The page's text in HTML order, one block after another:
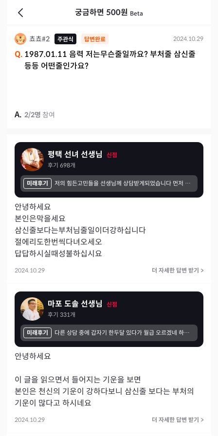
궁금하면 500원 Beta
쵸쵸#2 주관식 답변완료 2024.10.29
Q. 1987.01.11 음력 저는무슨줄일까요? 부처줄 삼신줄
등등 어떤줄인가요?
A. 2/2명 참여
평택 선녀 선생님
신점
후기 698개
미래후기 저의 힘든고민들을 선생님께 상담받게되었습니다 먼저 선생님께서 제마음을 다읽으신거처럼 편안하고 따뜻하게 말씀해주셔서 좋았고 신기하고 시간이 뜻깊건 느껴졌던것같습니다 혼자고민했던 제일들을 선생님께서 방향을 제시해주시니까 마음이 편안해지고 해결책을찾은것같아서 너무좋았습니다
안녕하세요
본인은막을세요
삼신줄보다는부처님줄일이더강하십니다
절에리도한번씩다녀오세오
답답하시실때성불하십시요
2024.10.29 더 자세한 답변 받기 >
마포 도솔 선생님
신점
후기 331개
미래후기 다른 상담 중에 갑자기 한두달 있다가 월급 오르겠네 하셨습니다. 연봉협상 할 시기도 안되었고 월급이 오를 일이 전혀 없을텐데 오를거라 그러셔서 이상하다는 생각을 했습니다. 근데 3월에 갑자기 대표가 전직원에게 인센티브를 주었네요. 정말 깜짝 놀랐습니다!
안녕하세요
이 글을 읽으면서 들어지는 기운을 보면
본인은 천신의 기운이 강하다보니 삼신줄 보다는 부처의
기운이 많다고 하시네요
2024.10.29 더 자세한 답변 받기 >